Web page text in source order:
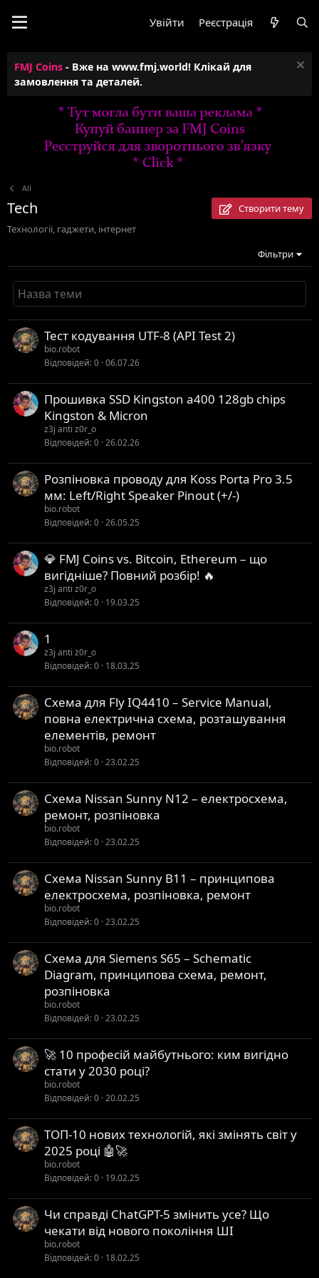
Увійти Реєстрація
FMJ Coins - Вже на www.fmj.world! Клікай для
замовлення та деталей.
All
Tech
Створити тему
Технології, гаджети, інтернет
Фільтри
Тест кодування UTF-8 (API Test 2)
bio.robot
Відповідей 0 06.07.26
Прошивка SSD Kingston a400 128gb chips
Kingston & Micron
z3j anti z0r_o
Відповідей 0 26.02.26
Розпіновка проводу для Koss Porta Pro 3.5
мм: Left/Right Speaker Pinout (+/-)
bio.robot
Відповідей 0 26.05.25
💎 FMJ Coins vs. Bitcoin, Ethereum – що
вигідніше? Повний розбір! 🔥
z3j anti z0r_o
Відповідей 0 19.03.25
1
z3j anti z0r_o
Відповідей 0 18.03.25
Схема для Fly IQ4410 – Service Manual,
повна електрична схема, розташування
елементів, ремонт
bio.robot
Відповідей 0 23.02.25
Схема Nissan Sunny N12 – електросхема,
ремонт, розпіновка
bio.robot
Відповідей 0 23.02.25
Схема Nissan Sunny B11 – принципова
електросхема, розпіновка, ремонт
bio.robot
Відповідей 0 23.02.25
Схема для Siemens S65 – Schematic
Diagram, принципова схема, ремонт,
розпіновка
bio.robot
Відповідей 0 23.02.25
🚀 10 професій майбутнього: ким вигідно
стати у 2030 році?
bio.robot
Відповідей 0 20.02.25
ТОП-10 нових технологій, які змінять світ у
2025 році 🤖🚀
bio.robot
Відповідей 0 19.02.25
Чи справді ChatGPT-5 змінить усе? Що
чекати від нового покоління ШІ
bio.robot
Відповідей 0 18.02.25